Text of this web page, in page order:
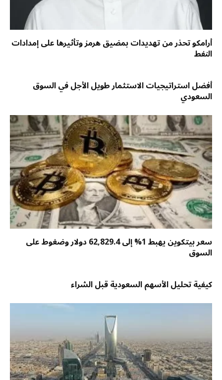
أرامكو تحذر من تهديدات بمضيق هرمز وتأثيرها على إمدادات
النفط
أفضل استراتيجيات الاستثمار طويل الأجل في السوق
السعودي
سعر بيتكوين يهبط 1% إلى 62,829.4 دولار وضغوط على
السوق
كيفية تحليل الأسهم السعودية قبل الشراء